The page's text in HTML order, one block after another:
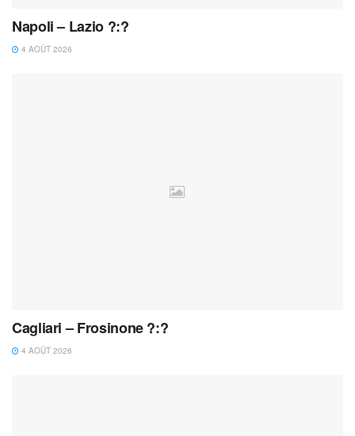
Napoli – Lazio ?:?
4 AOÛT 2026
Cagliari – Frosinone ?:?
4 AOÛT 2026